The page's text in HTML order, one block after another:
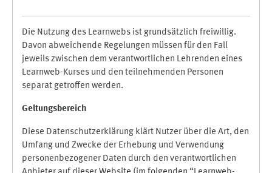
Die Nutzung des Learnwebs ist grundsätzlich freiwillig.
Davon abweichende Regelungen müssen für den Fall
jeweils zwischen dem verantwortlichen Lehrenden eines
Learnweb-Kurses und den teilnehmenden Personen
separat getroffen werden.
Geltungsbereich
Diese Datenschutzerklärung klärt Nutzer über die Art, den
Umfang und Zwecke der Erhebung und Verwendung
personenbezogener Daten durch den verantwortlichen